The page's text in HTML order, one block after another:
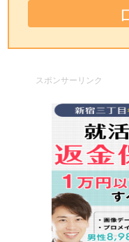
スポンサーリンク